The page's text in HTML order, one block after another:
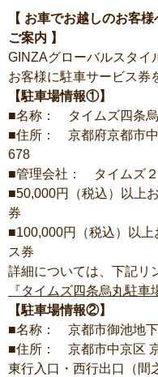
【 お車でお越しのお客
ご案内 】
GINZAグローバルスタイ
お客様に駐車サービス券
【駐車場情報①】
■名称： タイムズ四条烏
■住所： 京都府京都市
678
■管理会社： タイムズ
■50,000円（税込）以上
券
■100,000円（税込）以
ス券
詳細については、下記リ
『タイムズ四条烏丸駐
【駐車場情報②】
■名称： 京都市御池地下
■住所： 京都市中京区
東行入口・西行出口（間